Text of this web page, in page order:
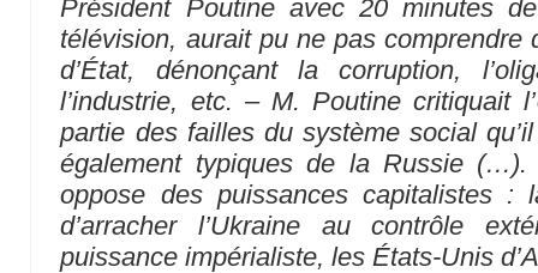
Président Poutine avec 20 minutes
télévision, aurait pu ne pas
d’État, dénonçant la corruption,
l’industrie, etc. – M. Poutine critiquait
partie des failles du système social
également typiques de la Russie (…).
oppose des puissances capitalistes :
d’arracher l’Ukraine au contrôle
puissance impérialiste, les États-Unis